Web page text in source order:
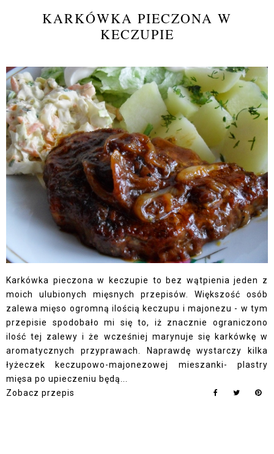
KARKÓWKA PIECZONA W
KECZUPIE
Karkówka pieczona w keczupie to bez wątpienia jeden z
moich ulubionych mięsnych przepisów. Większość osób
zalewa mięso ogromną ilością keczupu i majonezu - w tym
przepisie spodobało mi się to, iż znacznie ograniczono
ilość tej zalewy i że wcześniej marynuje się karkówkę w
aromatycznych przyprawach. Naprawdę wystarczy kilka
łyżeczek keczupowo-majonezowej mieszanki- plastry
mięsa po upieczeniu będą...
Zobacz przepis